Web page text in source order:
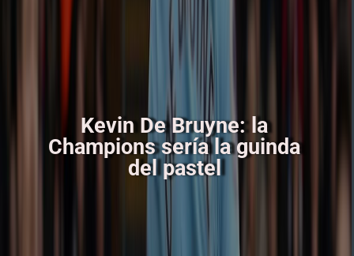
Kevin De Bruyne: la
Champions sería la guinda
del pastel